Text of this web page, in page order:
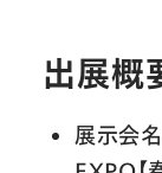
出展概
展示会